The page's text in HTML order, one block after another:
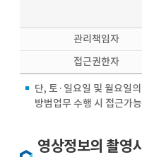
관리책임자
접근권한자
단, 토·일요일 및 월요일
방범업무 수행 시 접근가능
영상정보의 촬영